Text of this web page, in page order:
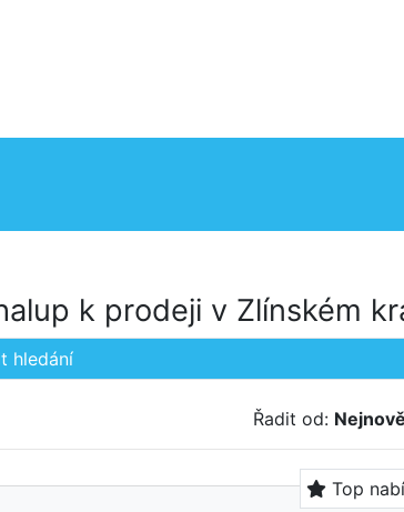
k prodeji v Zlínském
hledání
Řadit od:
Top